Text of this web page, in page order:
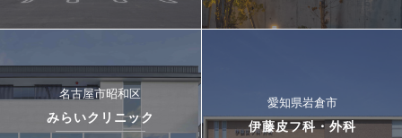
名古屋市昭和区
みらいクリニック
愛知県岩倉市
伊藤皮フ科・外科